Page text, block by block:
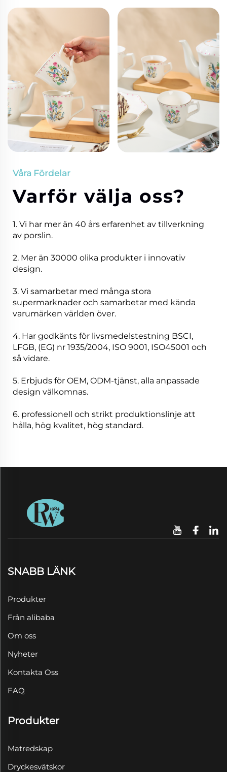
Våra Fördelar
Varför välja oss?
1. Vi har mer än 40 års erfarenhet av tillverkning
av porslin.
2. Mer än 30000 olika produkter i innovativ
design.
3. Vi samarbetar med många stora
supermarknader och samarbetar med kända
varumärken världen över.
4. Har godkänts för livsmedelstestning BSCI,
LFGB, (EG) nr 1935/2004, ISO 9001, ISO45001 och
så vidare.
5. Erbjuds för OEM, ODM-tjänst, alla anpassade
design välkomnas.
6. professionell och strikt produktionslinje att
hålla, hög kvalitet, hög standard.
SNABB LÄNK
Produkter
Från alibaba
Om oss
Nyheter
Kontakta Oss
FAQ
Produkter
Matredskap
Dryckesvätskor